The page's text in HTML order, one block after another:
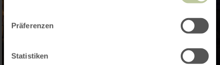
Präferenzen
Statistiken